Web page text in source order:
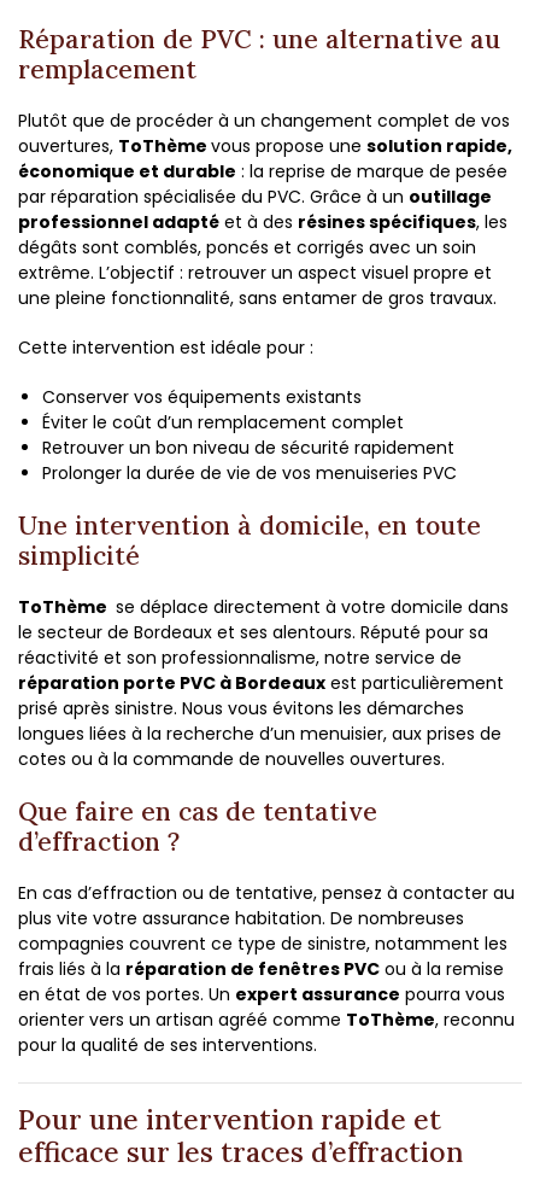
Réparation de PVC : une alternative au
remplacement
Plutôt que de procéder à un changement complet de vos
ouvertures, ToThème vous propose une solution rapide,
économique et durable : la reprise de marque de pesée
par réparation spécialisée du PVC. Grâce à un outillage
professionnel adapté et à des résines spécifiques, les
dégâts sont comblés, poncés et corrigés avec un soin
extrême. L’objectif : retrouver un aspect visuel propre et
une pleine fonctionnalité, sans entamer de gros travaux.
Cette intervention est idéale pour :
Conserver vos équipements existants
Éviter le coût d’un remplacement complet
Retrouver un bon niveau de sécurité rapidement
Prolonger la durée de vie de vos menuiseries PVC
Une intervention à domicile, en toute
simplicité
ToThème se déplace directement à votre domicile dans
le secteur de Bordeaux et ses alentours. Réputé pour sa
réactivité et son professionnalisme, notre service de
réparation porte PVC à Bordeaux est particulièrement
prisé après sinistre. Nous vous évitons les démarches
longues liées à la recherche d’un menuisier, aux prises de
cotes ou à la commande de nouvelles ouvertures.
Que faire en cas de tentative
d’effraction ?
En cas d’effraction ou de tentative, pensez à contacter au
plus vite votre assurance habitation. De nombreuses
compagnies couvrent ce type de sinistre, notamment les
frais liés à la réparation de fenêtres PVC ou à la remise
en état de vos portes. Un expert assurance pourra vous
orienter vers un artisan agréé comme ToThème, reconnu
pour la qualité de ses interventions.
Pour une intervention rapide et
efficace sur les traces d’effraction